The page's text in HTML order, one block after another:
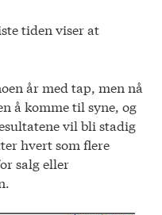
tiden viser at
år med tap, men nå
å komme til syne, og
vil bli stadig
hvert som flere
salg eller